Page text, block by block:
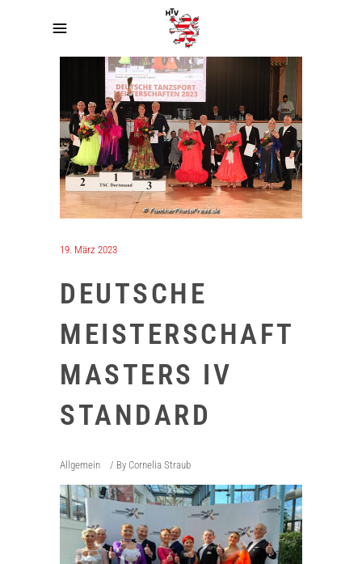
19. März 2023
DEUTSCHE
MEISTERSCHAFT
MASTERS IV
STANDARD
Allgemein By Cornelia Straub